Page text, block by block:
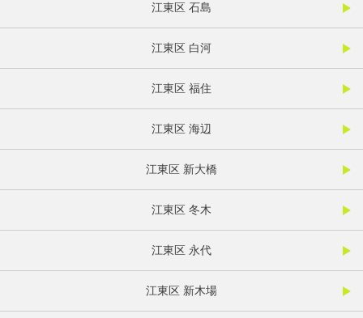
江東区 石島
江東区 白河
江東区 福住
江東区 海辺
江東区 新大橋
江東区 冬木
江東区 永代
江東区 新木場